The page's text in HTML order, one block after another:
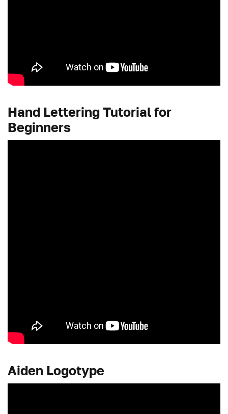
Hand Lettering Tutorial for
Beginners
Aiden Logotype